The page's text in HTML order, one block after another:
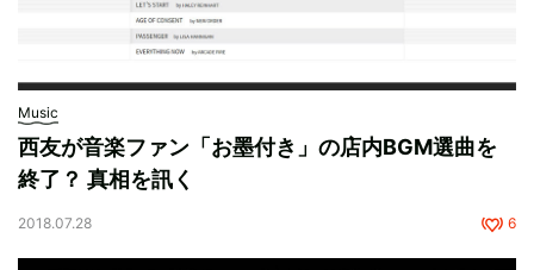
Music
西友が音楽ファン「お墨付き」の店内BGM選曲を
終了？ 真相を訊く
2018.07.28 6